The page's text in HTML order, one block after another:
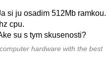
si ju osadim 512Mb ramkou.
cpu.
su s tym skusenosti?
hardware with the best